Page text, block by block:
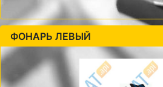
ФОНАРЬ ЛЕВЫЙ